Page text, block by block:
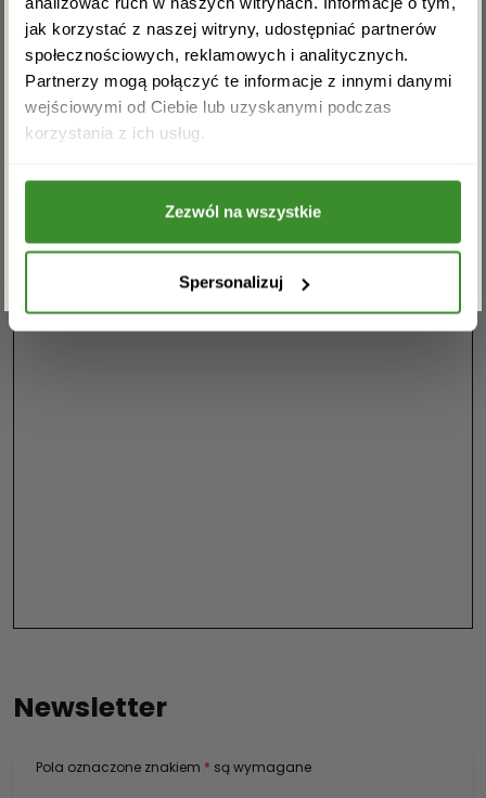
jak korzystać z naszej witryny, udostępniać partnerów
społecznościowych, reklamowych i analitycznych.
Partnerzy mogą połączyć te informacje z innymi danymi
wejściowymi od Ciebie lub uzyskanymi podczas
korzystania z ich usług.
Zezwól na wszystkie
Spersonalizuj
Masz pytania? Jesteśmy do
dyspozycji. Zadzwoń: 94 710-71-
21
Newsletter
Pola oznaczone znakiem * są wymagane
Akceptuję regulamin i wyrażam zgodę na
przetwarzanie powyższych danych osobowych
ZAPISZ SIĘ